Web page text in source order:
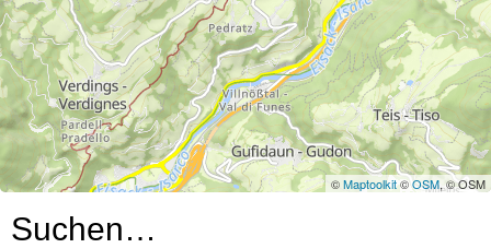
©Maptoolkit©OSM, © OSM
Suchen…